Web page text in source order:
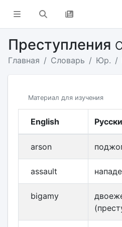
Преступления
Главная Словарь Юр.
Материал для изучения
English
arson
assault
bigamy